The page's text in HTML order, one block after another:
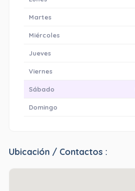
Martes
Miércoles
Jueves
Viernes
Sábado
Domingo
Ubicación / Contactos :